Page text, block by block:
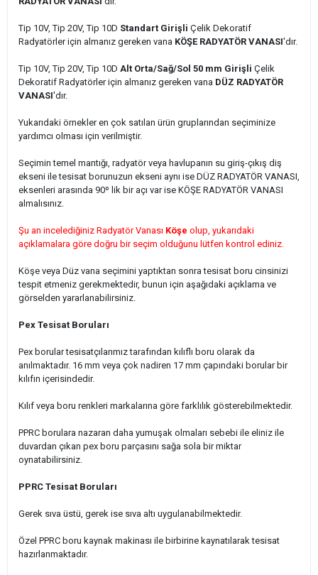
Tip 10V, Tip 20V, Tip 10D Standart Girişli Çelik Dekoratif
Radyatörler için almanız gereken vana KÖŞE RADYATÖR VANASI'dır.
Tip 10V, Tip 20V, Tip 10D Alt Orta/Sağ/Sol 50 mm Girişli Çelik
Dekoratif Radyatörler için almanız gereken vana DÜZ RADYATÖR
VANASI'dır.
Yukarıdaki örnekler en çok satılan ürün gruplarından seçiminize
yardımcı olması için verilmiştir.
Seçimin temel mantığı, radyatör veya havlupanın su giriş-çıkış diş
ekseni ile tesisat borunuzun ekseni aynı ise DÜZ RADYATÖR VANASI,
eksenleri arasında 90º lik bir açı var ise KÖŞE RADYATÖR VANASI
almalısınız.
Şu an incelediğiniz Radyatör Vanası Köşe olup, yukarıdaki
açıklamalara göre doğru bir seçim olduğunu lütfen kontrol ediniz.
Köşe veya Düz vana seçimini yaptıktan sonra tesisat boru cinsinizi
tespit etmeniz gerekmektedir, bunun için aşağıdaki açıklama ve
görselden yararlanabilirsiniz.
Pex Tesisat Boruları
Pex borular tesisatçılarımız tarafından kılıflı boru olarak da
anılmaktadır. 16 mm veya çok nadiren 17 mm çapındaki borular bir
kılıfın içerisindedir.
Kılıf veya boru renkleri markalarına göre farklılık gösterebilmektedir.
PPRC borulara nazaran daha yumuşak olmaları sebebi ile eliniz ile
duvardan çıkan pex boru parçasını sağa sola bir miktar
oynatabilirsiniz.
PPRC Tesisat Boruları
Gerek sıva üstü, gerek ise sıva altı uygulanabilmektedir.
Özel PPRC boru kaynak makinası ile birbirine kaynatılarak tesisat
hazırlanmaktadır.